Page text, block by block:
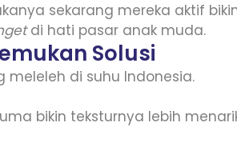
sekarang mereka aktif
di hati pasar anak muda.
Solusi
di suhu Indonesia.
bikin teksturnya lebih